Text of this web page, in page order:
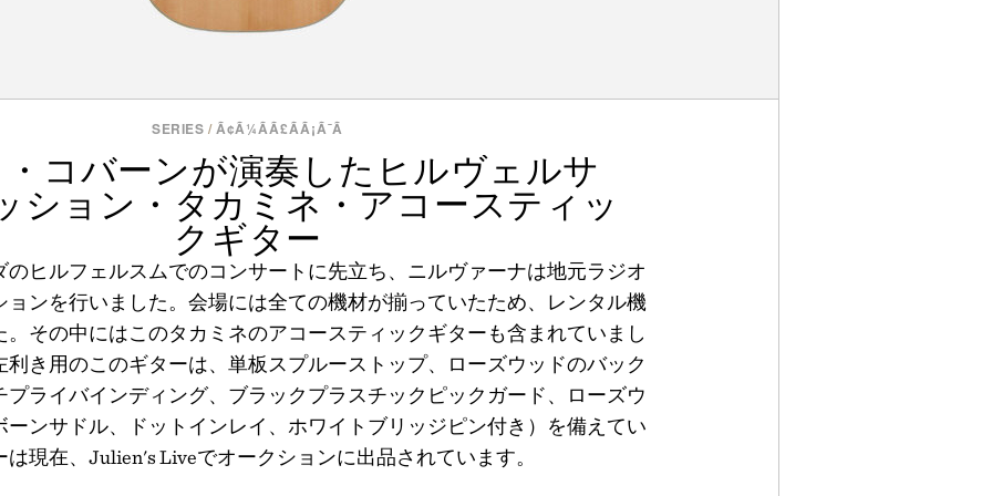
SERIES / Ã¢Ã¼ÃÃ£ÃÃ¡Ã¯Ã
コバーンが演奏したヒルヴェルサ
ション・タカミネ・アコースティッ
クギター
のヒルフェルスムでのコンサートに先立ち、ニルヴァーナは地元ラジオ
ョンを行いました。会場には全ての機材が揃っていたため、レンタル機
。その中にはこのタカミネのアコースティックギターも含まれていまし
利き用のこのギターは、単板スプルーストップ、ローズウッドのバック
プライバインディング、ブラックプラスチックピックガード、ローズウ
ーンサドル、ドットインレイ、ホワイトブリッジピン付き）を備えてい
現在、Julien's Liveでオークションに出品されています。